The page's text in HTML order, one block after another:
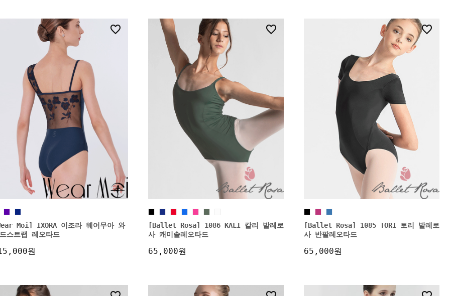
Moi] IXORA 이조라 웨어무아 와
스트랩 레오타드
원
[Ballet Rosa] 1086 KALI 칼리 발레로
사 캐미솔레오타드
65,000원
[Ballet Rosa] 1085 TORI 토리 발레로
사 반팔레오타드
65,000원